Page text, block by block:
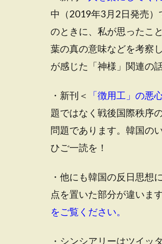
中（2019年3月2日発売
のときに、私が思ったこ
葉の真の意味などを考察
が感じた「神様」関連の
・新刊＜ 「徴用工」の悪
題ではなく戦後国際秩序
問題であります。韓国の
ひご一読を！
・他にも韓国の反日思想
点を置いた部分が違いま
をご覧ください。
・シンシアリーはツイッ